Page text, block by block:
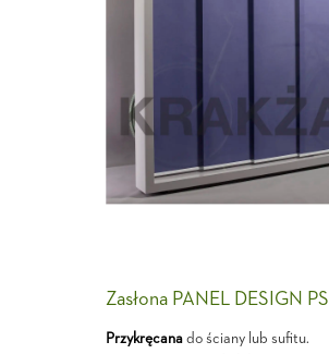
Zasłona PANEL DESIGN PS
Przykręcanado ściany lub sufitu.